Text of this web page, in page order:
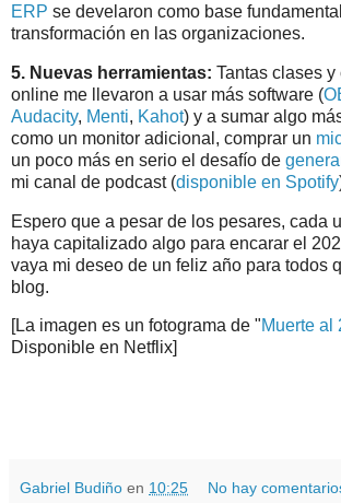
ERP se develaron como base
transformación en las organizaciones.
5. Nuevas herramientas: Tantas clases
online me llevaron a usar más software (
Audacity, Menti, Kahot) y a sumar algo
como un monitor adicional, comprar un
un poco más en serio el desafío de
mi canal de podcast (disponible en Spotify
Espero que a pesar de los pesares, cada
haya capitalizado algo para encarar el
vaya mi deseo de un feliz año para todos
blog.
[La imagen es un fotograma de "Muerte al
Disponible en Netflix]
Gabriel Budiño en 10:25 No hay